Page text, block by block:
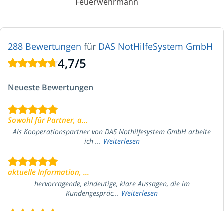
288 Bewertungen für DAS NotHilfeSystem GmbH
4,7/5
Neueste Bewertungen
Sowohl für Partner, a...
Als Kooperationspartner von DAS Nothilfesystem GmbH arbeite
ich ... Weiterlesen
aktuelle Information, ...
hervorragende, eindeutige, klare Aussagen, die im
Kundengespräc... Weiterlesen